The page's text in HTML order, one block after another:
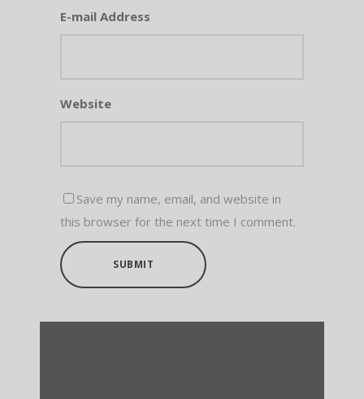
E-mail Address
Website
Save my name, email, and website in
this browser for the next time I comment.
SUBMIT